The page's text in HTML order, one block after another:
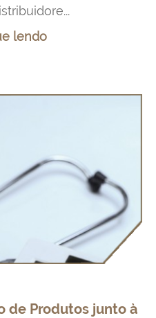
lendo
de Produtos junto à